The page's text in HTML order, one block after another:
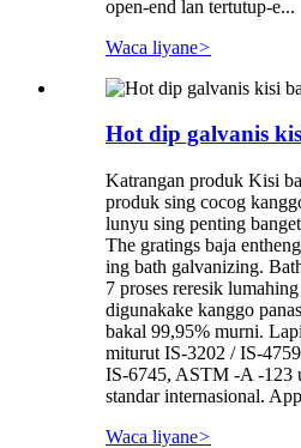
open-end lan tertutup-e...
Waca liyane>
Hot dip galvanis
Katrangan produk Kisi
produk sing cocog
lunyu sing penting
The gratings baja
ing bath galvanizing.
7 proses reresik
digunakake kanggo
bakal 99,95% murni.
miturut IS-3202 / IS-
IS-6745, ASTM -A -123
standar internasional.
Waca liyane>